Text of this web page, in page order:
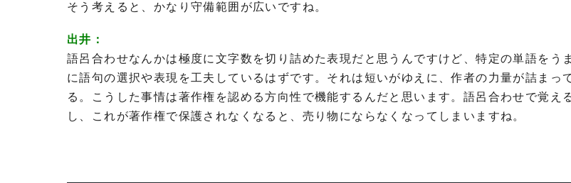
そう考えると、かなり守備範囲が広いですね。
出井：
語呂合わせなんかは極度に文字数を切り詰めた表現だと思うんですけど、特定の単語をう
に語句の選択や表現を工夫しているはずです。それは短いがゆえに、作者の力量が詰まっ
る。こうした事情は著作権を認める方向性で機能するんだと思います。語呂合わせで覚え
し、これが著作権で保護されなくなると、売り物にならなくなってしまいますね。